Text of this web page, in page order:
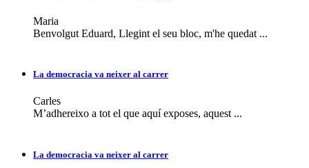
Maria
Benvolgut Eduard, Llegint el seu bloc, m'he quedat ...
La democracia va neixer al carrer
Carles
M’adhereixo a tot el que aquí exposes, aquest ...
La democracia va neixer al carrer